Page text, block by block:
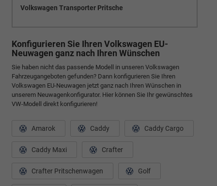
Volkswagen Transporter Pritsche
Konfigurieren Sie Ihren Volkswagen EU-
Neuwagen ganz nach Ihren Wünschen
Sie haben nicht das passende Modell in unseren Volkswagen
Fahrzeugangeboten gefunden? Dann konfigurieren Sie Ihren
Volkswagen EU-Neuwagen jetzt ganz nach Ihren Wünschen in
unserem Neuwagenkonfigurator. Hier können Sie Ihr gewünschtes
VW-Modell direkt konfigurieren!
Amarok Caddy Caddy Cargo
Caddy Maxi Crafter
Crafter Pritschenwagen Golf